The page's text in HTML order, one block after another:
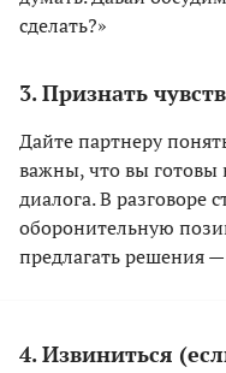
сделать?»
3. Признать
Дайте партнеру
важны, что вы готовы
диалога. В разговоре
оборонительную
предлагать решения
4. Извиниться